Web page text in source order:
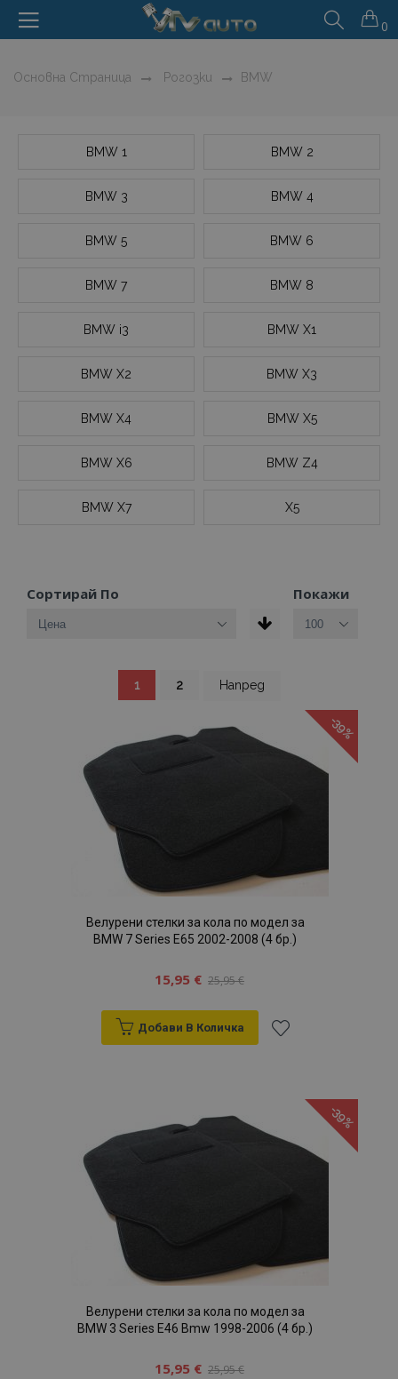
0
Основна Страница Рогозки BMW
BMW 1 BMW 2
BMW 3 BMW 4
BMW 5 BMW 6
BMW 7 BMW 8
BMW i3 BMW X1
BMW X2 BMW X3
BMW X4 BMW X5
BMW X6 BMW Z4
BMW X7 X5
Сортирай По Покажи
момента
четете
1 2 Напред
-39%
Велурени стелки за кола по модел за
BMW 7 Series E65 2002-2008 (4 бр.)
15,95 € 25,95 €
Добави В Количка
Списък
-39%
Велурени стелки за кола по модел за
BMW 3 Series E46 Bmw 1998-2006 (4 бр.)
15,95 € 25,95 €